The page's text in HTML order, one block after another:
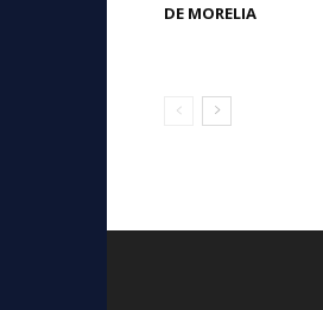
DE MORELIA